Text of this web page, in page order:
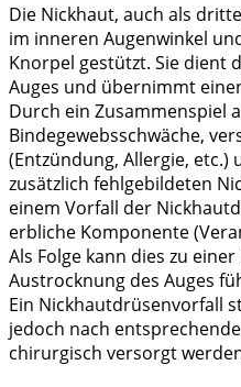
Die Nickhaut, auch als
im inneren Augenwinkel
Knorpel gestützt. Sie dient
Auges und übernimmt
Durch ein Zusammenspiel
Bindegewebsschwäche,
(Entzündung, Allergie, etc.)
zusätzlich fehlgebildeten
einem Vorfall der
erbliche Komponente
Als Folge kann dies zu
Austrocknung des Auges
Ein Nickhautdrüsenvorfall
jedoch nach
chirurgisch versorgt